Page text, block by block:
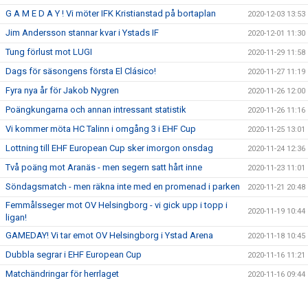
G A M E D A Y ! Vi möter IFK Kristianstad på bortaplan 2020-12-03 13:53
Jim Andersson stannar kvar i Ystads IF 2020-12-01 11:30
Tung förlust mot LUGI 2020-11-29 11:58
Dags för säsongens första El Clásico! 2020-11-27 11:19
Fyra nya år för Jakob Nygren 2020-11-26 12:00
Poängkungarna och annan intressant statistik 2020-11-26 11:16
Vi kommer möta HC Talinn i omgång 3 i EHF Cup 2020-11-25 13:01
Lottning till EHF European Cup sker imorgon onsdag 2020-11-24 12:36
Två poäng mot Aranäs - men segern satt hårt inne 2020-11-23 11:01
Söndagsmatch - men räkna inte med en promenad i parken 2020-11-21 20:48
Femmålsseger mot OV Helsingborg - vi gick upp i topp i
ligan!
2020-11-19 10:44
GAMEDAY! Vi tar emot OV Helsingborg i Ystad Arena 2020-11-18 10:45
Dubbla segrar i EHF European Cup 2020-11-16 11:21
Matchändringar för herrlaget 2020-11-16 09:44